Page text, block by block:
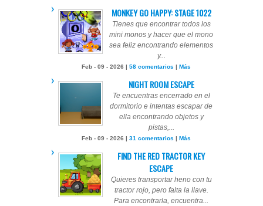
MONKEY GO HAPPY: STAGE 1022
Tienes que encontrar todos los
mini monos y hacer que el mono
sea feliz encontrando elementos
y...
Feb - 09 - 2026 | 58 comentarios | Más
NIGHT ROOM ESCAPE
Te encuentras encerrado en el
dormitorio e intentas escapar de
ella encontrando objetos y
pistas,...
Feb - 09 - 2026 | 31 comentarios | Más
FIND THE RED TRACTOR KEY
ESCAPE
Quieres transportar heno con tu
tractor rojo, pero falta la llave.
Para encontrarla, encuentra...